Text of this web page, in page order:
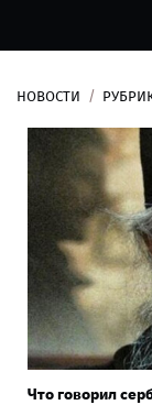
Рубрики
Контакты
нас
НОВОСТИ
Что говорил